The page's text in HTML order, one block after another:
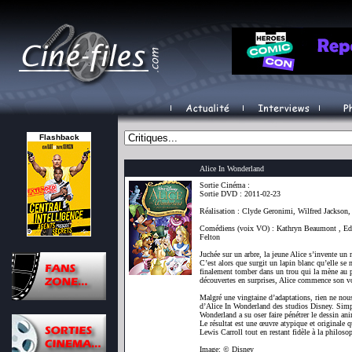
Flashback
Alice In Wonderland
Sortie Cinéma :
Sortie DVD : 2011-02-23
Réalisation : Clyde Geronimi, Wilfred
Comédiens (voix VO) : Kathryn Beaumont ,
Felton
Juchée sur un arbre, la jeune Alice s’invente
C’est alors que surgit un lapin blanc qu’elle se
finalement tomber dans un trou qui la mène
découvertes en surprises, Alice commence son
Malgré une vingtaine d’adaptations, rien ne
d’Alice In Wonderland des studios Disney.
Wonderland a su oser faire pénétrer le dessin
Le résultat est une œuvre atypique et originale
Lewis Carroll tout en restant fidèle à la
Image: © Disney